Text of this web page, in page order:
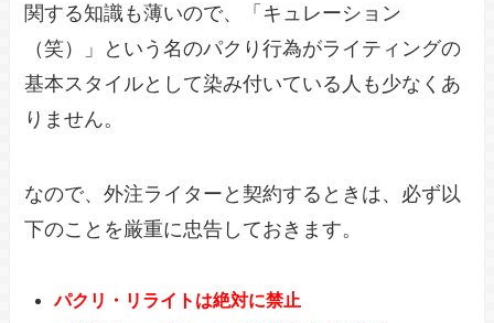
関する知識も薄いので、「キュレーション
（笑）」という名のパクり行為がライティングの
基本スタイルとして染み付いている人も少なくあ
りません。
なので、外注ライターと契約するときは、必ず以
下のことを厳重に忠告しておきます。
パクリ・リライトは絶対に禁止